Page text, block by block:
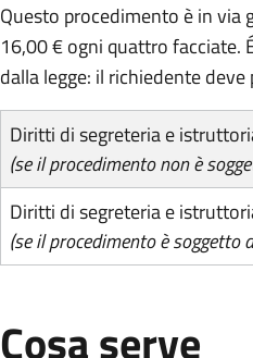
Questo procedimento è in via
16,00 € ogni quattro facciate.
dalla legge: il richiedente
Diritti di segreteria e
(se il procedimento non è
Diritti di segreteria e
(se il procedimento è
Cosa serve